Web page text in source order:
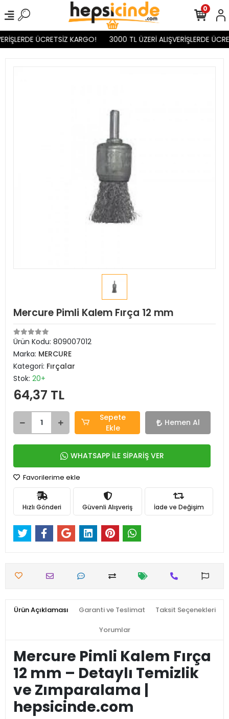
ÜCRETSİZ KARGO! 3000 TL ÜZERİ ALIŞVERİŞLERDE
0
Mercure Pimli Kalem Fırça 12 mm
Ürün Kodu: 809007012
Marka: MERCURE
Kategori: Fırçalar
Stok: 20+
64,37 TL
Sepete
Ekle
Hemen Al
WHATSAPP İLE SİPARİŞ VER
Favorilerime ekle
Hızlı Gönderi Güvenli Alışveriş İade ve Değişim
Ürün Açıklaması Garanti ve Teslimat Taksit Seçenekleri
Yorumlar
Mercure Pimli Kalem Fırça
12 mm – Detaylı Temizlik
ve Zımparalama |
hepsicinde.com